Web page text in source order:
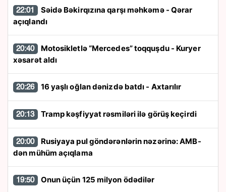
22:01
açıqlandı
20:40
xəsarət aldı
20:26 16 yaşlı oğlan dənizdə batdı - Axtarılır
20:13 Tramp kəşfiyyat rəsmiləri ilə görüş keçirdi
20:00
dən mühüm açıqlama
19:50 Onun üçün 125 milyon ödədilər